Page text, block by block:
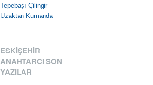
Tepebaşı Çilingir
Uzaktan Kumanda
ESKIŞEHIR
ANAHTARCI SON
YAZILAR